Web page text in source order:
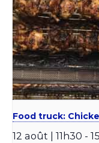
Food truck:
12 août | 11h30 -